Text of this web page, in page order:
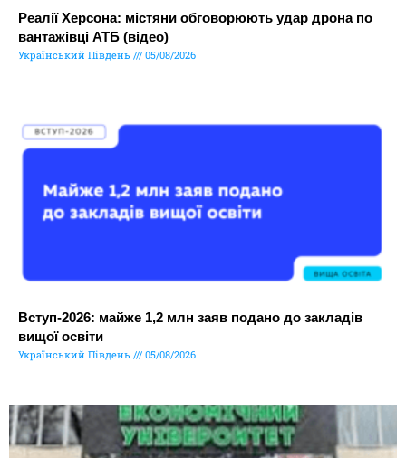
Реалії Херсона: містяни обговорюють удар дрона по
вантажівці АТБ (відео)
Український Південь 05/08/2026
Вступ-2026: майже 1,2 млн заяв подано до закладів
вищої освіти
Український Південь 05/08/2026